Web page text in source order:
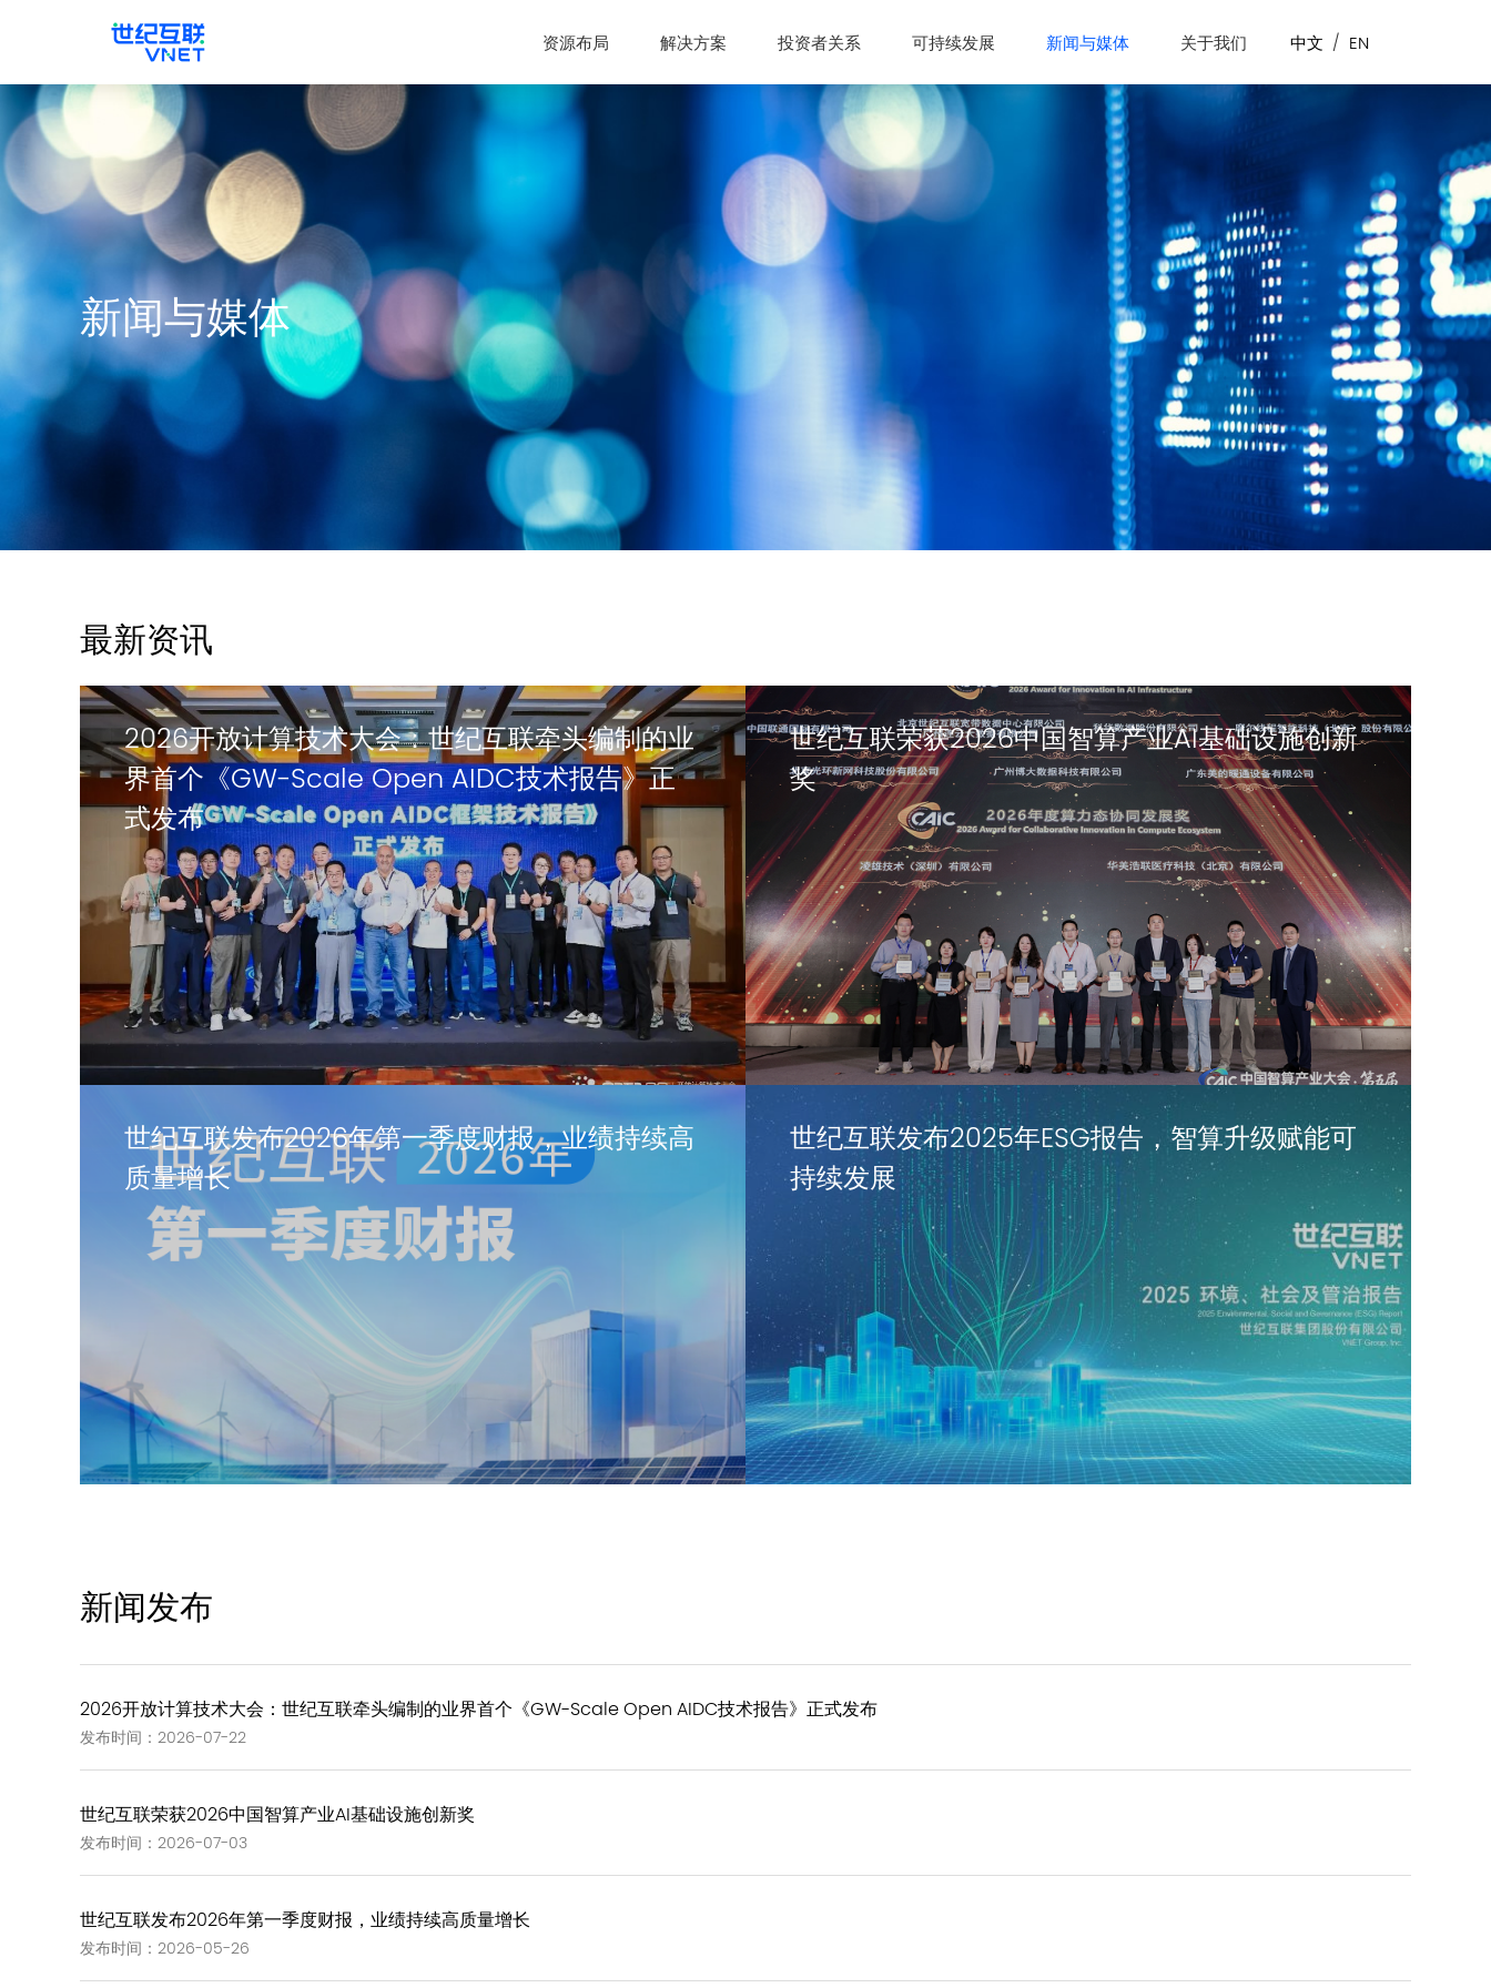
资源布局 解决方案 投资者关系 可持续发展 新闻与媒体 关于我们 中文 / EN
新闻与媒体
最新资讯
2026开放计算技术大会：世纪互联牵头编制的业
界首个《GW-Scale Open AIDC技术报告》正
式发布
世纪互联荣获2026中国智算产业AI基础设施创新
奖
世纪互联发布2026年第一季度财报，业绩持续高
质量增长
世纪互联发布2025年ESG报告，智算升级赋能可
持续发展
新闻发布
2026开放计算技术大会：世纪互联牵头编制的业界首个《GW-Scale Open AIDC技术报告》正式发布
发布时间：2026-07-22
世纪互联荣获2026中国智算产业AI基础设施创新奖
发布时间：2026-07-03
世纪互联发布2026年第一季度财报，业绩持续高质量增长
发布时间：2026-05-26